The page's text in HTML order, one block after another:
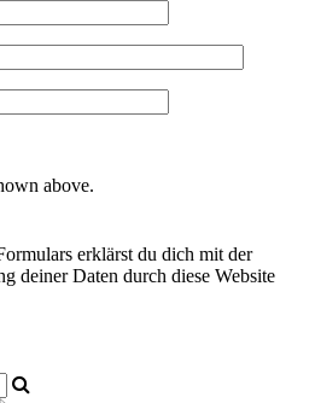
above.
erklärst du dich mit der
deiner Daten durch diese Website